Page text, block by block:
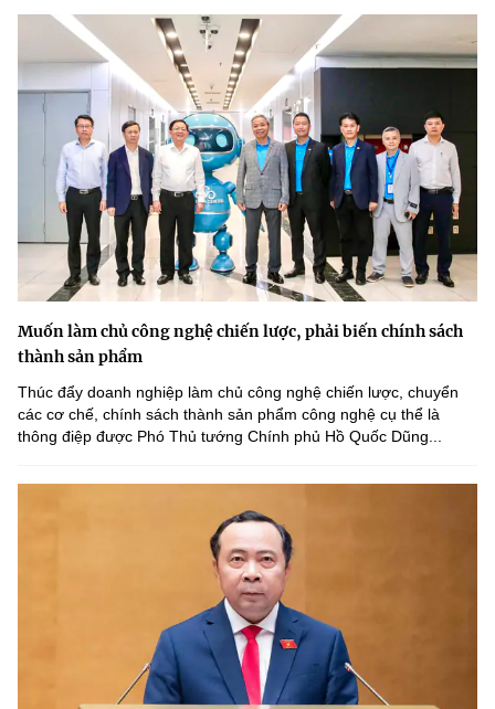
Muốn làm chủ công nghệ chiến lược, phải biến chính sách
thành sản phẩm
Thúc đẩy doanh nghiệp làm chủ công nghệ chiến lược, chuyển
các cơ chế, chính sách thành sản phẩm công nghệ cụ thể là
thông điệp được Phó Thủ tướng Chính phủ Hồ Quốc Dũng...